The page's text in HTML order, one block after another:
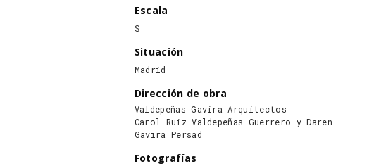
Escala
S
Situación
Madrid
Dirección de obra
Valdepeñas Gavira Arquitectos
Carol Ruiz-Valdepeñas Guerrero y Daren
Gavira Persad
Fotografías